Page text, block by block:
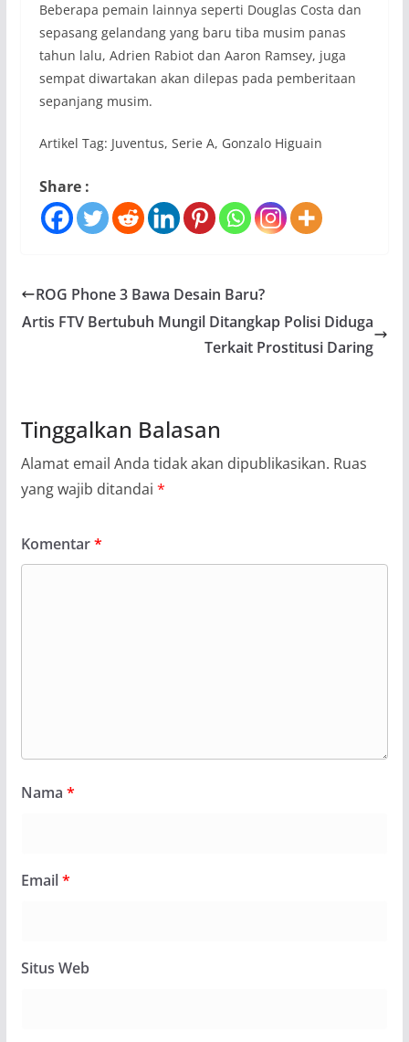
Beberapa pemain lainnya seperti Douglas Costa dan
sepasang gelandang yang baru tiba musim panas
tahun lalu, Adrien Rabiot dan Aaron Ramsey, juga
sempat diwartakan akan dilepas pada pemberitaan
sepanjang musim.
Artikel Tag: Juventus, Serie A, Gonzalo Higuain
Share :
ROG Phone 3 Bawa Desain Baru?
Artis FTV Bertubuh Mungil Ditangkap Polisi Diduga
Terkait Prostitusi Daring
Tinggalkan Balasan
Alamat email Anda tidak akan dipublikasikan. Ruas
yang wajib ditandai *
Komentar*
Nama *
Email*
Situs Web